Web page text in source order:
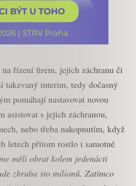
na řízení firem, jejich záchranu či
takzvaný interim, tedy dočasný
pomáhají nastavovat novou
asistovat s jejich záchranou,
nebo třeba nakopnutím, když
letech přitom rostlo i samotné
měli obrat kolem jedenácti
zhruba sto milionů. Zatímco